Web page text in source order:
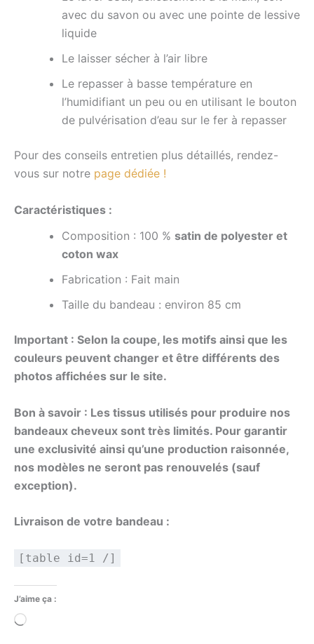
avec du savon ou avec une pointe de lessive
liquide
Le laisser sécher à l’air libre
Le repasser à basse température en
l’humidifiant un peu ou en utilisant le bouton
de pulvérisation d’eau sur le fer à repasser
Pour des conseils entretien plus détaillés, rendez-
vous sur notre page dédiée !
Caractéristiques :
Composition : 100 % satin de polyester et
coton wax
Fabrication : Fait main
Taille du bandeau : environ 85 cm
Important : Selon la coupe, les motifs ainsi que les
couleurs peuvent changer et être différents des
photos affichées sur le site.
Bon à savoir : Les tissus utilisés pour produire nos
bandeaux cheveux sont très limités. Pour garantir
une exclusivité ainsi qu’une production raisonnée,
nos modèles ne seront pas renouvelés (sauf
exception).
Livraison de votre bandeau :
[table id=1 /]
J’aime ça :
Chargement…